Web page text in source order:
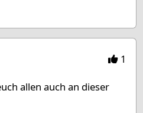
'26 1
allen auch an dieser